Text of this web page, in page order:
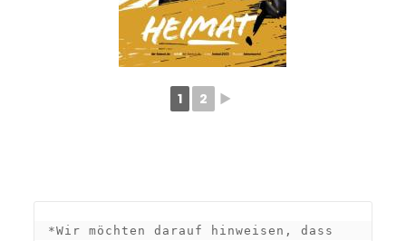
1 2 ►
*Wir möchten darauf hinweisen, dass